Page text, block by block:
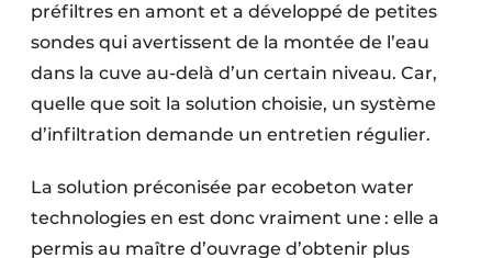
préfiltres en amont et a développé de petites
sondes qui avertissent de la montée de l’eau
dans la cuve au-delà d’un certain niveau. Car,
quelle que soit la solution choisie, un système
d’infiltration demande un entretien régulier.
La solution préconisée par ecobeton water
technologies en est donc vraiment une : elle a
permis au maître d’ouvrage d’obtenir plus